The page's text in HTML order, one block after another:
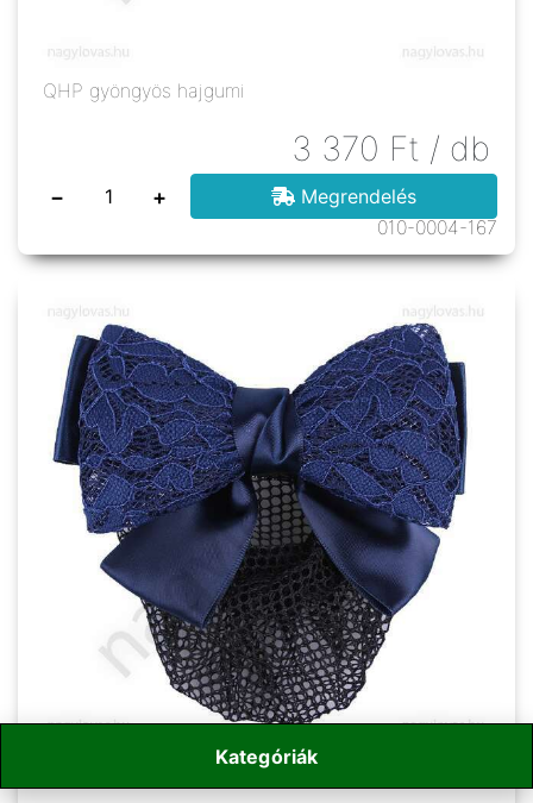
Kategóriák
QHP gyöngyös hajgumi
3 370 Ft / db
− +
Megrendelés
010-0004-167